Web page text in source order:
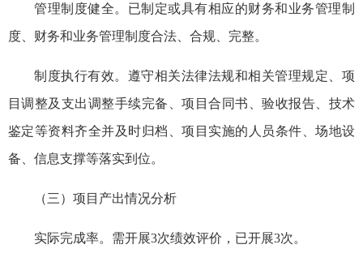
管理制度健全。已制定或具有相应的财务和业务管理制
度、财务和业务管理制度合法、合规、完整。
制度执行有效。遵守相关法律法规和相关管理规定、项
目调整及支出调整手续完备、项目合同书、验收报告、技术
鉴定等资料齐全并及时归档、项目实施的人员条件、场地设
备、信息支撑等落实到位。
（三）项目产出情况分析
实际完成率。需开展3次绩效评价，已开展3次。